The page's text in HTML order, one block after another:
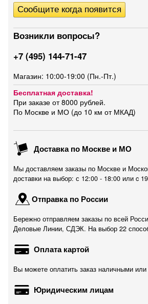
Возникли вопросы?
+7 (495) 144-71-47
Магазин: 10:00-19:00 (Пн.-Пт.)
Бесплатная доставка!
При заказе от 8000 рублей.
По Москве и МО (до 10 км от МКАД)
Доставка по Москве и МО
Мы доставляем заказы по Москве и
доставки на выбор: с 12:00 - 18:00 или c
Отправка по России
Бережно отправляем заказы по всей
Деловые Линии, СДЭК. На выбор 22
Оплата картой
Вы можете оплатить заказ наличными или
Юридическим лицам